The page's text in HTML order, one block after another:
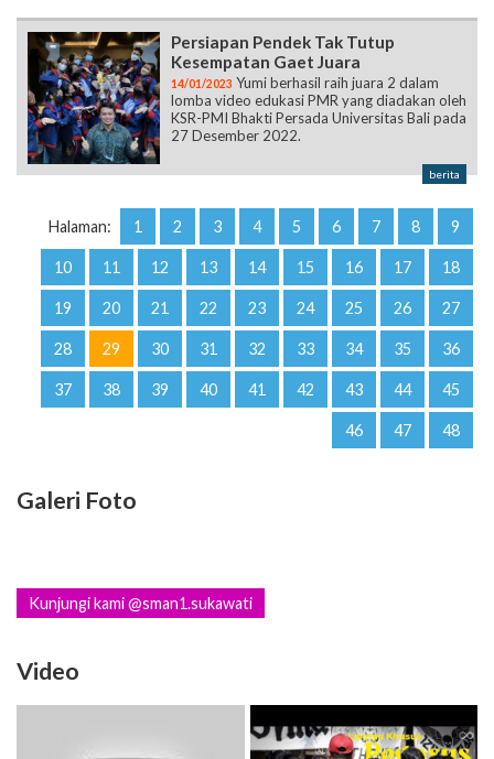
Persiapan Pendek Tak Tutup
Kesempatan Gaet Juara
14/01/2023 Yumi berhasil raih juara 2 dalam
lomba video edukasi PMR yang diadakan oleh
KSR-PMI Bhakti Persada Universitas Bali pada
27 Desember 2022.
berita
Halaman: 1 2 3 4 5 6 7 8 9
10 11 12 13 14 15 16 17 18
19 20 21 22 23 24 25 26 27
28 29 30 31 32 33 34 35 36
37 38 39 40 41 42 43 44 45
46 47 48
Galeri Foto
Kunjungi kami @sman1.sukawati
Video